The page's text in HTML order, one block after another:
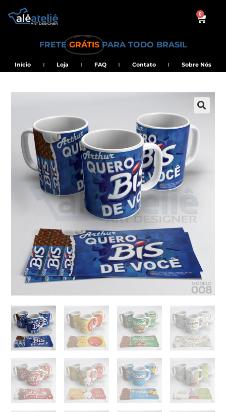
0
FRETE GRÁTIS PARA TODO BRASIL
Início Loja FAQ Contato Sobre Nós